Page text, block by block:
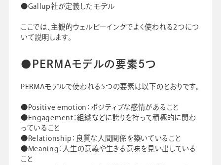
●Gallup社が定義したモデル
ここでは、主観的ウェルビーイングでよく使われる2つにつ
いて説明します。
●PERMAモデルの要素5つ
PERMAモデルで使われる5つの要素は以下のとおりです。
●Positive emotion：ポジティブな感情があること
●Engagement：組織などに誇りを持って積極的に関わ
っていること
●Relationship：良質な人間関係を築いていること
●Meaning：人生の意義や生きる意味を見い出している
こと